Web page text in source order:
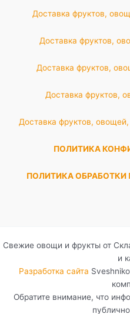
Доставка фруктов,
Доставка фруктов,
Доставка фруктов,
Доставка фруктов,
Доставка фруктов,
ПОЛИТИКА
ПОЛИТИКА
Свежие овощи и фрукты от
и
Разработка сайта
Обратите внимание, что